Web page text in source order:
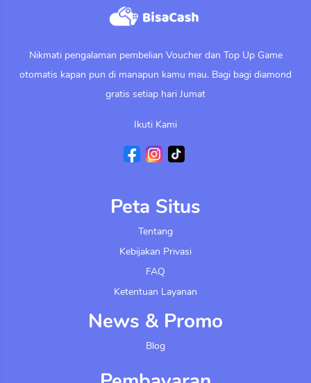
Nikmati pengalaman pembelian Voucher dan Top Up Game
otomatis kapan pun di manapun kamu mau. Bagi bagi diamond
gratis setiap hari Jumat
Ikuti Kami
Peta Situs
Tentang
Kebijakan Privasi
FAQ
Ketentuan Layanan
News & Promo
Blog